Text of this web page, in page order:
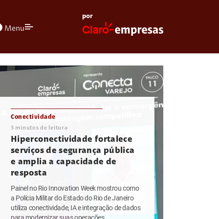
Menu
por
Conectividade
3 minutos de leitura
Hiperconectividade fortalece
serviços de segurança pública
e amplia a capacidade de
resposta
Painel no Rio Innovation Week mostrou como
a Polícia Militar do Estado do Rio de Janeiro
utiliza conectividade, IA e integração de dados